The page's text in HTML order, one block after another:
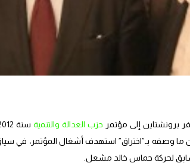
برونشتاين إلى مؤتمر حزب العدالة والتنمية
ما وصفه بـ”اختراق” استهدف أشغال المؤتمر، في
لحركة حماس خالد مشعل.